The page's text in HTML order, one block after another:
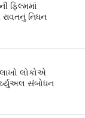
ફિલ્મમાં
નિધન
લોકોએ
સંબોધન